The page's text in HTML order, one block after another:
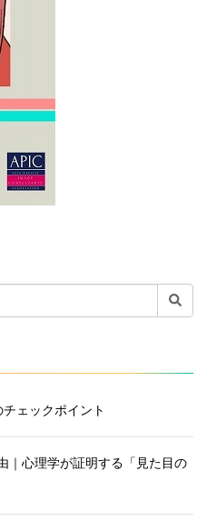
ェックポイント
｜心理学が証明する「見た目の